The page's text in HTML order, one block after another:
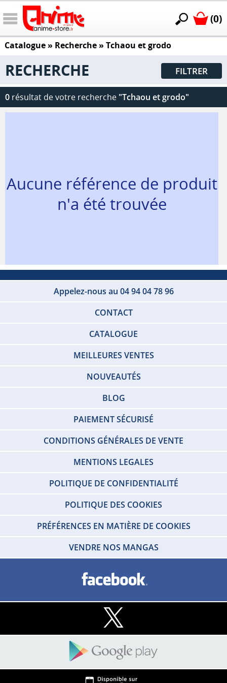
(0)
Catalogue» Recherche » Tchaou et grodo
RECHERCHE FILTRER
0 résultat de votre recherche "Tchaou et grodo"
Aucune référence de produit
n'a été trouvée
Appelez-nous au 04 94 04 78 96
CONTACT
CATALOGUE
MEILLEURES VENTES
NOUVEAUTÉS
BLOG
PAIEMENT SÉCURISÉ
CONDITIONS GÉNÉRALES DE VENTE
MENTIONS LEGALES
POLITIQUE DE CONFIDENTIALITÉ
POLITIQUE DES COOKIES
PRÉFÉRENCES EN MATIÈRE DE COOKIES
VENDRE NOS MANGAS